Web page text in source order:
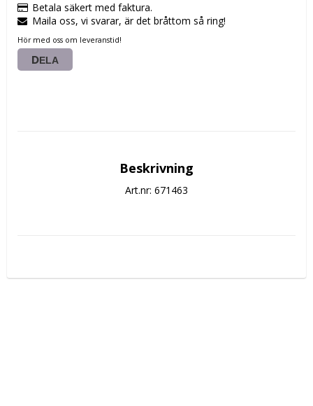
Betala säkert med faktura.
Maila oss, vi svarar, är det bråttom så ring!
Hör med oss om leveranstid!
DELA
Beskrivning
Art.nr: 671463